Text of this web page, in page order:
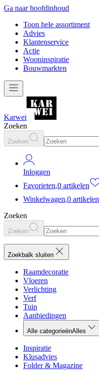
Ga naar hoofdinhoud
Toon hele assortiment
Advies
Klantenservice
Actie
Wooninspiratie
Bouwmarkten
Karwei
Zoeken
Zoeken
Inloggen
Favorieten,0 artikelen
Winkelwagen,0 artikelen
Zoeken
Zoeken
Zoekbalk sluiten
Raamdecoratie
Vloeren
Verlichting
Verf
Tuin
Aanbiedingen
Alle categorieënAlles
Inspiratie
Klusadvies
Folder & Magazine